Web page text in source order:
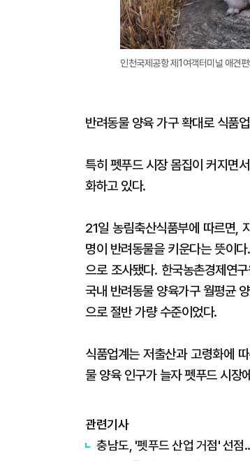
인천국제공항 제1여객터미널 애견
반려동물 양육 가구 확대로 식품
특히 펫푸드 시장 몸집이 커지면
화하고 있다.
21일 농림축산식품부에 따르면,
명이 반려동물을 키운다는 뜻이
으로 조사됐다. 한국농촌경제연
국내 반려동물 양육가구 월평균
으로 절반 가량 수준이었다.
식품업계는 저출산과 고령화에
물 양육 인구가 늘자 펫푸드 시장
관련기사
충남도, '펫푸드 산업 거점' 선